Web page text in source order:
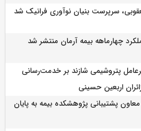
سرپرست بنیان نوآوری فرانیک شد
چهارماهه بیمه آرمان منتشر شد
پتروشیمی شازند بر خدمت‌رسانی
اربعین حسینی
پشتیبانی پژوهشكده بیمه به پایان